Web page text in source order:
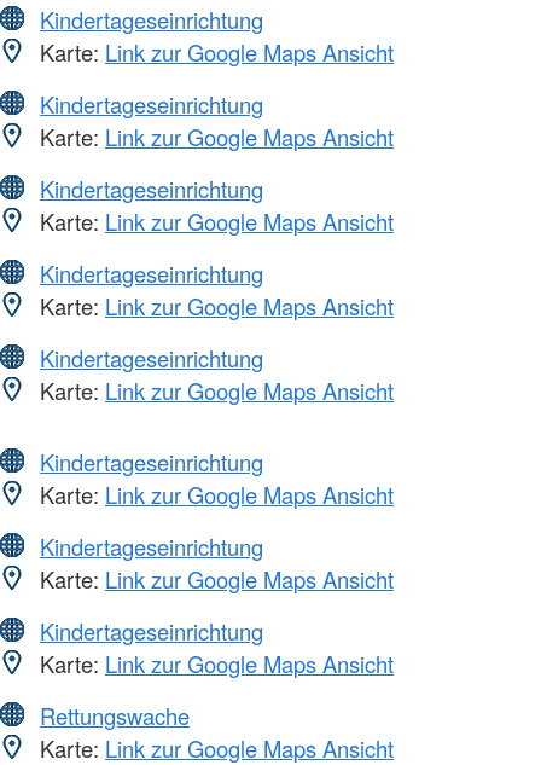
Kindertageseinrichtung
Karte: Link zur Google Maps Ansicht
Kindertageseinrichtung
Karte: Link zur Google Maps Ansicht
Kindertageseinrichtung
Karte: Link zur Google Maps Ansicht
Kindertageseinrichtung
Karte: Link zur Google Maps Ansicht
Kindertageseinrichtung
Karte: Link zur Google Maps Ansicht
Kindertageseinrichtung
Karte: Link zur Google Maps Ansicht
Kindertageseinrichtung
Karte: Link zur Google Maps Ansicht
Kindertageseinrichtung
Karte: Link zur Google Maps Ansicht
Rettungswache
Karte: Link zur Google Maps Ansicht